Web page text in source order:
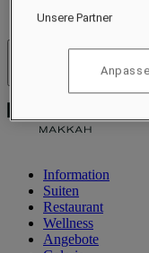
Information
Suiten
Restaurant
Wellness
Angebote
Unsere Partner